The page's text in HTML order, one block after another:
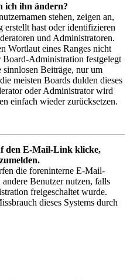
ich ihn ändern?
stehen, zeigen an,
hast oder identifizieren
und Administratoren.
Wortlaut eines Ranges nicht
Board-Administration festgelegt
Beiträge, nur um
meisten Boards dulden dieses
oder Administrator wird
einfach wieder zurücksetzen.
den E-Mail-Link klicke,
die foreninterne E-Mail-
Benutzer nutzen, falls
freigeschaltet wurde.
dieses Systems durch